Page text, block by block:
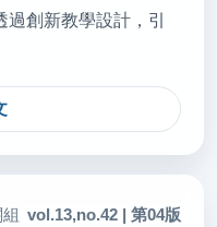
創新教學設計，引
vol.13,no.42 | 第04版